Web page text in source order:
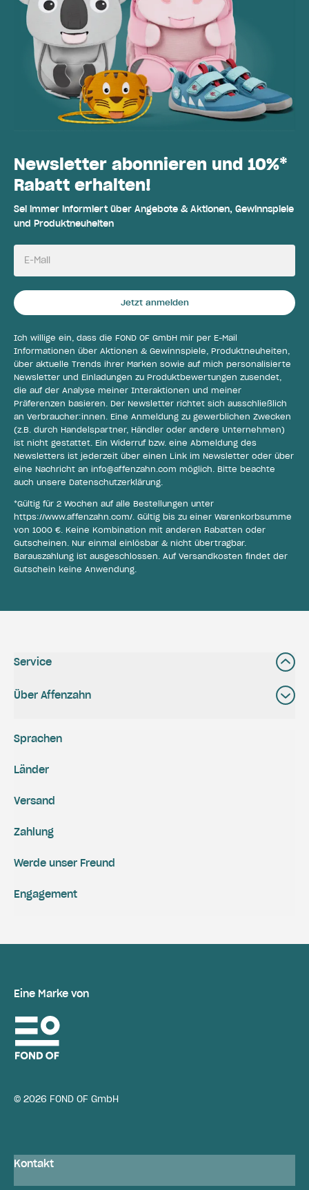
Newsletter abonnieren und 10%*
Rabatt erhalten!
Sei immer informiert über Angebote & Aktionen, Gewinnspiele
und Produktneuheiten
E-Mail
Jetzt anmelden
Ich willige ein, dass die FOND OF GmbH mir per E-Mail
Informationen über Aktionen & Gewinnspiele, Produktneuheiten,
über aktuelle Trends ihrer Marken sowie auf mich personalisierte
Newsletter und Einladungen zu Produktbewertungen zusendet,
die auf der Analyse meiner Interaktionen und meiner
Präferenzen basieren. Der Newsletter richtet sich ausschließlich
an Verbraucher:innen. Eine Anmeldung zu gewerblichen Zwecken
(z.B. durch Handelspartner, Händler oder andere Unternehmen)
ist nicht gestattet. Ein Widerruf bzw. eine Abmeldung des
Newsletters ist jederzeit über einen Link im Newsletter oder über
eine Nachricht an info@affenzahn.com möglich. Bitte beachte
auch unsere Datenschutzerklärung.
*Gültig für 2 Wochen auf alle Bestellungen unter
https://www.affenzahn.com/. Gültig bis zu einer Warenkorbsumme
von 1000 €. Keine Kombination mit anderen Rabatten oder
Gutscheinen. Nur einmal einlösbar & nicht übertragbar.
Barauszahlung ist ausgeschlossen. Auf Versandkosten findet der
Gutschein keine Anwendung.
Service
Über Affenzahn
Versand
Zahlung
Engagement
Werde unser Freund
Sprachen
Länder
Eine Marke von
© 2026 FOND OF GmbH
Kontakt